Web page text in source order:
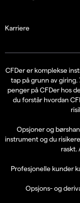
Karriere
CFDer er komplekse
tap på grunn av
penger på CFDer hos
du forstår hvordan
Opsjoner og
instrument og du
raskt.
Profesjonelle kunder
Opsjons- og